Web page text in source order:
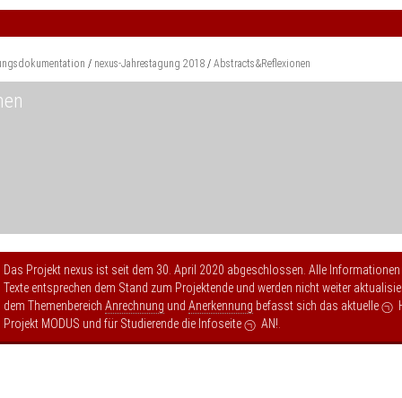
Studieneingangsphase
Studienqualität
Praxisbezüge
Anerkennung
nexus-Jahrestagung 2018 Abstracts&Reflexionen
Das Projekt nexus ist seit dem 30. April 2020 abgeschlossen. Alle Informationen
Texte entsprechen dem Stand zum Projektende und werden nicht weiter
dem Themenbereich Anrechnung und Anerkennung befasst sich das aktuelle
Projekt MODUS und für Studierende die Infoseite AN!